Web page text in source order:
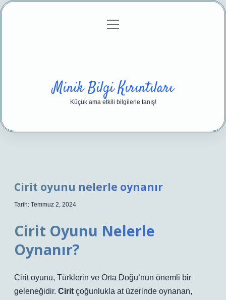
Gizlilik Politikası
menüyü
Minik Bilgi Kırıntıları
Küçük ama etkili bilgilerle tanış!
Cirit oyunu nelerle oynanır
Tarih: Temmuz 2, 2024
Cirit Oyunu Nelerle
Oynanır?
Cirit oyunu, Türklerin ve Orta Doğu’nun önemli bir
geleneğidir. Cirit çoğunlukla at üzerinde oynanan,